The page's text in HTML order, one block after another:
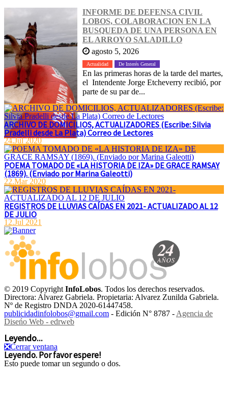
INFORME DE DEFENSA CIVIL
LOBOS, COLABORACION EN LA
BUSQUEDA DE UNA PERSONA EN
EL ARROYO SALADILLO
agosto 5, 2026
Actualidad De Interés General
En las primeras horas de la tarde del martes,
el Intendente Jorge Etcheverry recibió, por
parte de su par de...
ARCHIVO DE DOMICILIOS, ACTUALIZADORES (Escribe: Silvia
Pradelli desde La Plata) Correo de Lectores
24.Jul 2020
POEMA TOMADO DE «LA HISTORIA DE IZA» DE GRACE RAMSAY
(1869). (Enviado por Marina Galeotti)
22.Mar 2020
REGISTROS DE LLUVIAS CAÍDAS EN 2021- ACTUALIZADO AL 12
DE JULIO
12.Jul 2021
© 2019 Copyright InfoLobos. Todos los derechos reservados.
Directora: Alvarez Gabriela. Propietaria: Alvarez Zunilda Gabriela.
Nº de Registro DNDA 2020-61447458.
publicidadinfolobos@gmail.com - Edición N° 8787 - Agencia de
Diseńo Web - edrweb
Leyendo...
❎Cerrar ventana
Leyendo. Por favor espere!
Esto puede tomar un segundo o dos.